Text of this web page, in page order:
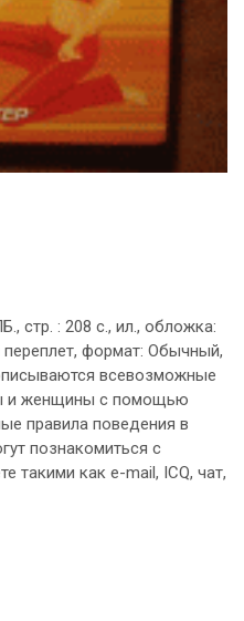
стр. : 208 с., ил., обложка:
формат: Обычный,
всевозможные
и женщины с помощью
правила поведения в
познакомиться с
такими как e-mail, ICQ, чат,